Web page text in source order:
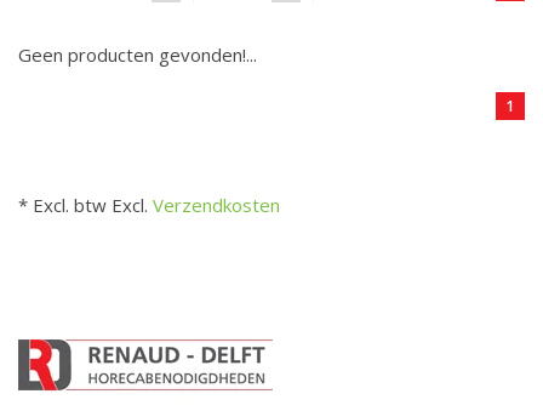
Geen producten gevonden!...
1
* Excl. btw Excl. Verzendkosten